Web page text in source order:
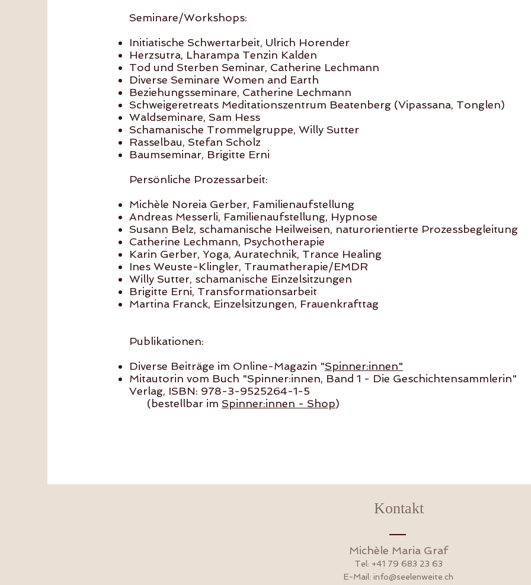
Seminare/Workshops:
Initiatische Schwertarbeit, Ulrich Horender
Herzsutra, Lharampa Tenzin Kalden
Tod und Sterben Seminar, Catherine Lechmann
Diverse Seminare Women and Earth
Beziehungsseminare, Catherine Lechmann
Schweigeretreats Meditationszentrum Beatenberg (Vipassana, Tonglen)
Waldseminare, Sam Hess
Schamanische Trommelgruppe, Willy Sutter
Rasselbau, Stefan Scholz
Baumseminar, Brigitte Erni
Persönliche Prozessarbeit:
Michèle Noreia Gerber, Familienaufstellung
Andreas Messerli, Familienaufstellung, Hypnose
Susann Belz, schamanische Heilweisen, naturorientierte Prozessbegleitung
Catherine Lechmann, Psychotherapie
Karin Gerber, Yoga, Auratechnik, Trance Healing
Ines Weuste-Klingler, Traumatherapie/EMDR
Willy Sutter, schamanische Einzelsitzungen
Brigitte Erni, Transformationsarbeit
Martina Franck, Einzelsitzungen, Frauenkrafttag
Publikationen:
Diverse Beiträge im Online-Magazin "Spinner:innen"
Mitautorin vom Buch "Spinner:innen, Band 1 - Die
Verlag, ISBN: 978-3-9525264-1-5
(bestellbar im Spinner:innen - Shop)
Kontakt
Michèle Maria Graf
Tel: +41 79 683 23 63
E-Mail: info@seelenweite.ch